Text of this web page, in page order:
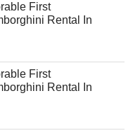
First
Rental In
First
Rental In